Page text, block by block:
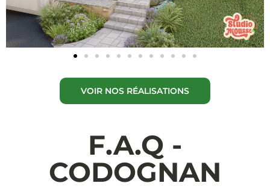
VOIR NOS RÉALISATIONS
F.A.Q -
CODOGNAN